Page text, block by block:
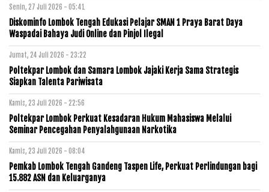
Senin, 27 Juli 2026 - 05:41
Diskominfo Lombok Tengah Edukasi Pelajar SMAN 1 Praya Barat Daya
Waspadai Bahaya Judi Online dan Pinjol Ilegal
Jumat, 24 Juli 2026 - 23:22
Poltekpar Lombok dan Samara Lombok Jajaki Kerja Sama Strategis
Siapkan Talenta Pariwisata
Kamis, 23 Juli 2026 - 22:56
Poltekpar Lombok Perkuat Kesadaran Hukum Mahasiswa Melalui
Seminar Pencegahan Penyalahgunaan Narkotika
Kamis, 23 Juli 2026 - 08:04
Pemkab Lombok Tengah Gandeng Taspen Life, Perkuat Perlindungan bagi
15.882 ASN dan Keluarganya